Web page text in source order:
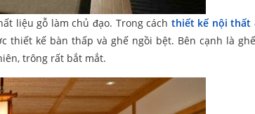
liệu gỗ làm chủ đạo. Trong cách thiết kế nội thất
thiết kế bàn thấp và ghế ngồi bệt. Bên cạnh là
trông rất bắt mắt.